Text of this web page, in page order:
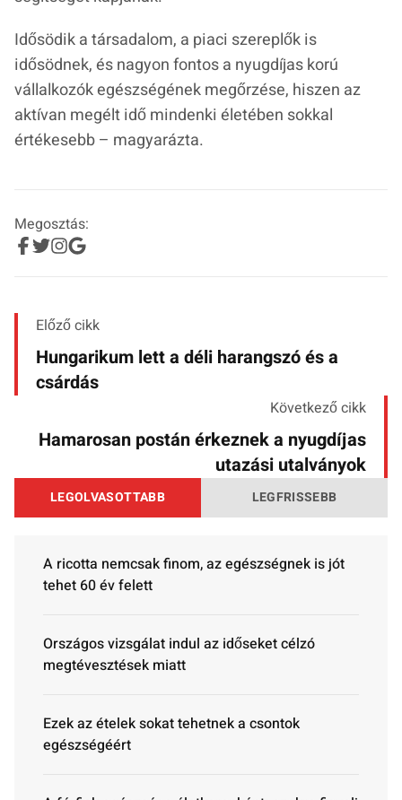
Idősödik a társadalom, a piaci szereplők is
idősödnek, és nagyon fontos a nyugdíjas korú
vállalkozók egészségének megőrzése, hiszen az
aktívan megélt idő mindenki életében sokkal
értékesebb – magyarázta.
Megosztás:
Előző cikk
Hungarikum lett a déli harangszó és a
csárdás
Következő cikk
Hamarosan postán érkeznek a nyugdíjas
utazási utalványok
LEGOLVASOTTABB LEGFRISSEBB
A ricotta nemcsak finom, az egészségnek is jót
tehet 60 év felett
Országos vizsgálat indul az időseket célzó
megtévesztések miatt
Ezek az ételek sokat tehetnek a csontok
egészségéért